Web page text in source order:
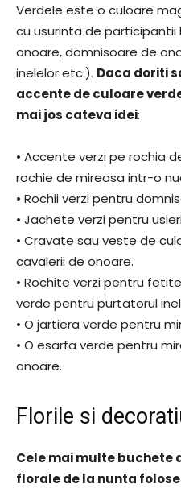
Verdele este o culoare
cu usurinta de
onoare, domnisoare de
inelelor etc.). Daca doriti
accente de culoare
mai jos cateva idei:
• Accente verzi pe rochia
rochie de mireasa intr-o
• Rochii verzi pentru
• Jachete verzi pentru
• Cravate sau veste de
cavalerii de onoare.
• Rochite verzi pentru
verde pentru purtatorul
• O jartiera verde pentru
• O esarfa verde pentru
onoare.
Florile si
Cele mai multe buchete
florale de la nunta